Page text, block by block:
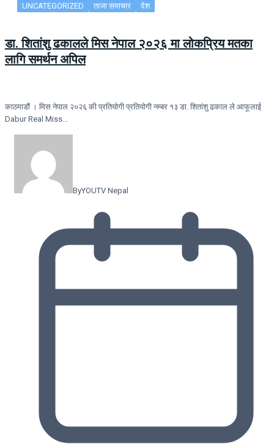
UNCATEGORIZED ताजा समाचार देश
डा. शितांशु ढकालले मिस नेपाल २०२६ मा लोकप्रिय मतका
लागि समर्थन अपिल
काठमाडौं । मिस नेपाल २०२६ की प्रतियोगी प्रतियोगी नम्बर १३ डा. शितांशु ढकाल ले आफूलाई
Dabur Real Miss…
ByYOUTV Nepal